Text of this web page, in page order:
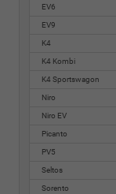
EV6
EV9
K4
K4 Kombi
K4 Sportswagon
Niro
Niro EV
Picanto
PV5
Seltos
Sorento